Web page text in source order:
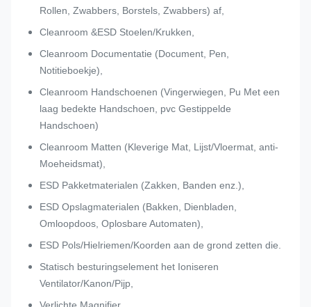
Rollen, Zwabbers, Borstels, Zwabbers) af,
Cleanroom &ESD Stoelen/Krukken,
Cleanroom Documentatie (Document, Pen,
Notitieboekje),
Cleanroom Handschoenen (Vingerwiegen, Pu Met een
laag bedekte Handschoen, pvc Gestippelde
Handschoen)
Cleanroom Matten (Kleverige Mat, Lijst/Vloermat, anti-
Moeheidsmat),
ESD Pakketmaterialen (Zakken, Banden enz.),
ESD Opslagmaterialen (Bakken, Dienbladen,
Omloopdoos, Oplosbare Automaten),
ESD Pols/Hielriemen/Koorden aan de grond zetten die.
Statisch besturingselement het Ioniseren
Ventilator/Kanon/Pijp,